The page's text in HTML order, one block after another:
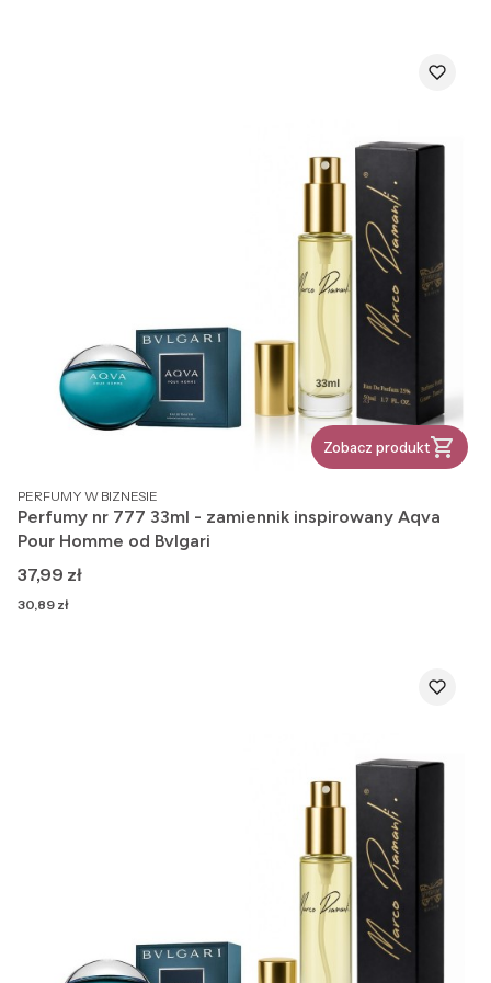
Zobacz produkt
PRODUCENT
PERFUMY W BIZNESIE
Perfumy nr 777 33ml - zamiennik inspirowany Aqva
Pour Homme od Bvlgari
Cena
37,99 zł
Cena
30,89 zł